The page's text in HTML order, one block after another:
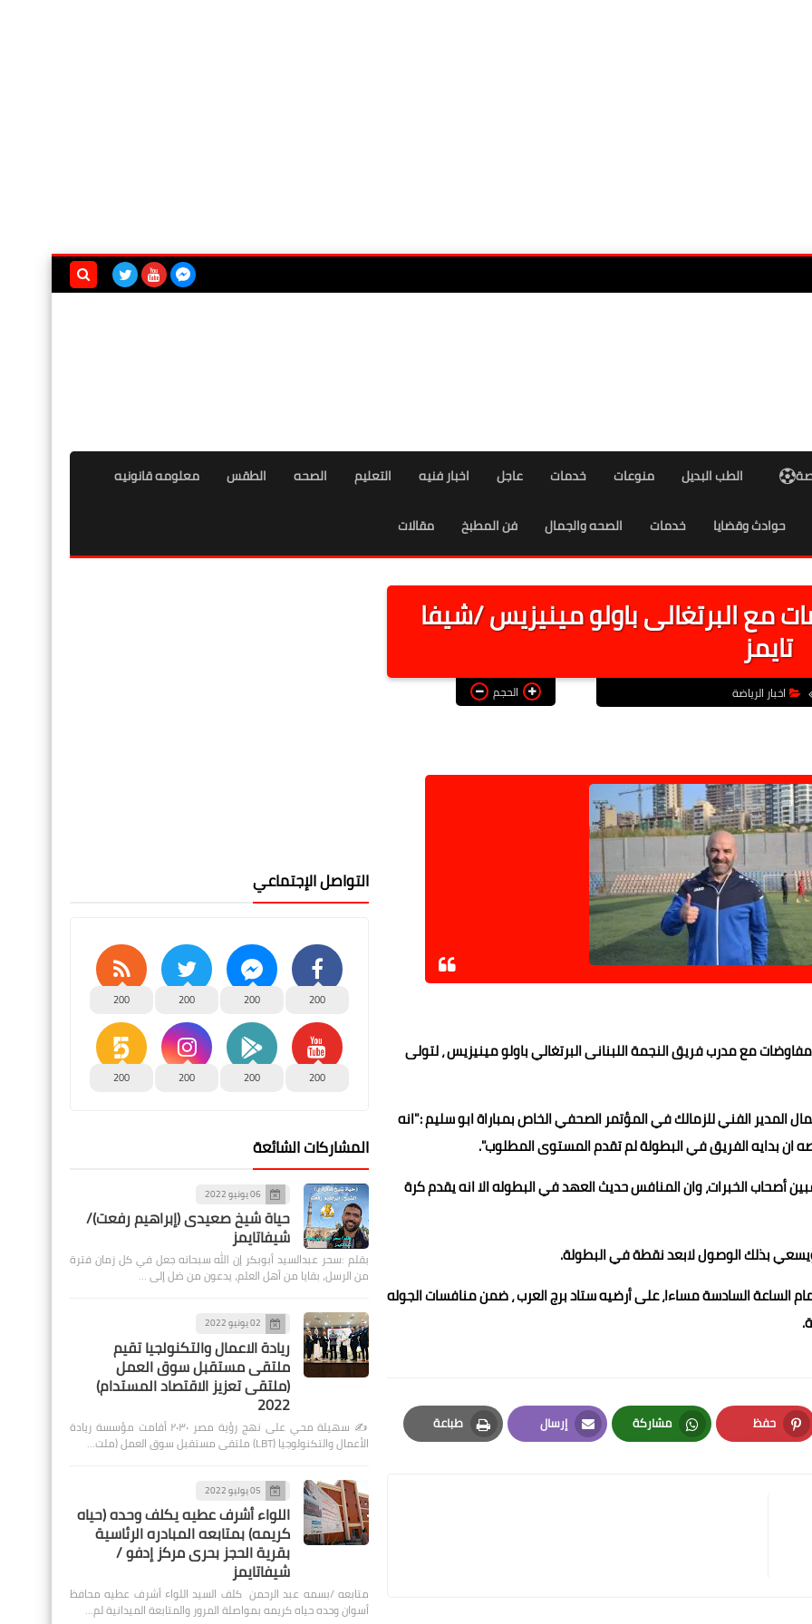
الطب البديل منوعات خدمات عاجل اخبار فنيه التعليم الصحه الطقس معلومه قانونيه
حوادث وقضايا خدمات الصحه والجمال فن المطبخ مقالات
مع البرتغالى باولو مينيزيس /شيفا
تايمز
اخبار الرياضة الحجم
مع مدرب فريق النجمة اللبنانى البرتغالي باولو مينيزيس ، لتولى
المدير الفني للزمالك في المؤتمر الصحفي الخاص بمباراة ابو سليم :"انه
ان بدايه الفريق في البطولة لم تقدم المستوى المطلوب".
أصحاب الخبرات، وان المنافس حديث العهد في البطوله الا انه يقدم كرة
ويسعي بذلك الوصول لابعد نقطة في البطولة.
الساعة السادسة مساءا، على أرضيه ستاد برج العرب ، ضمن منافسات الجوله
حفظ
Pinterest
مشاركة
Whatsapp
إرسال
Email
طباعة
Print
التواصل الإجتماعي
200
200
200
200
200
200
200
200
المشاركات الشائعة
06 يونيو 2022
حياة شيخ صعيدى (إبراهيم رفعت)/
شيفاتايمز
بقلم :سحر عبدالسيد أبوبكر إن الله سبحانه جعل في كل زمان فترة
من الرسل، بقايا من أهل العلم، يدعون من ضل إلى …
02 يونيو 2022
ريادة الاعمال والتكنولجيا تقيم
ملتقى مستقبل سوق العمل
(ملتقى تعزيز الاقتصاد المستدام)
2022
✍️ سهيلة محي على نهج رؤية مصر ٢٠٣٠ أقامت مؤسسة ريادة
الأعمال والتكنولوجيا (LBT) ملتقى مستقبل سوق العمل (ملت…
05 يوليو 2022
اللواء أشرف عطيه يكلف وحده (حياه
كريمه) بمتابعه المبادره الرئاسية
بقرية الحجز بحرى مركز إدفو /
شيفاتايمز
متابعه /بسمه عبد الرحمن كلف السيد اللواء أشرف عطيه محافظ
أسوان وحده حياه كريمه بمواصلة المرور والمتابعة الميدانية لم…